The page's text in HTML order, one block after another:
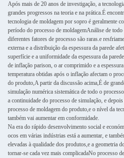
Após mais de 20 anos de investigação, a
grandes progressos na teoria e na prática.É
tecnologia de moldagem por sopro é geralmente
período do processo de moldagemAnálise de
diferentes fatores de processo são raras.e
externa e a distribuição da espessura da parede
superfície e a uniformidade da espessura da
de inflação parison, o ar comprimido e a
temperatura obtidas após o inflação afectam o
do produto,A partir da discussão acima,É de
simulação numérica sistemática de todo o
a continuidade do processo de simulação, e
processo de moldagem do produto,e o nível da
também vai aumentar em conformidade.
Na era do rápido desenvolvimento social e
ocos em várias indústrias está a aumentar, e
elevadas à qualidade dos produtos,e a geometria
tornar-se cada vez mais complicadaNo processo